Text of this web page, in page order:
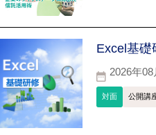
Excel基礎
2026年
対面 公開講